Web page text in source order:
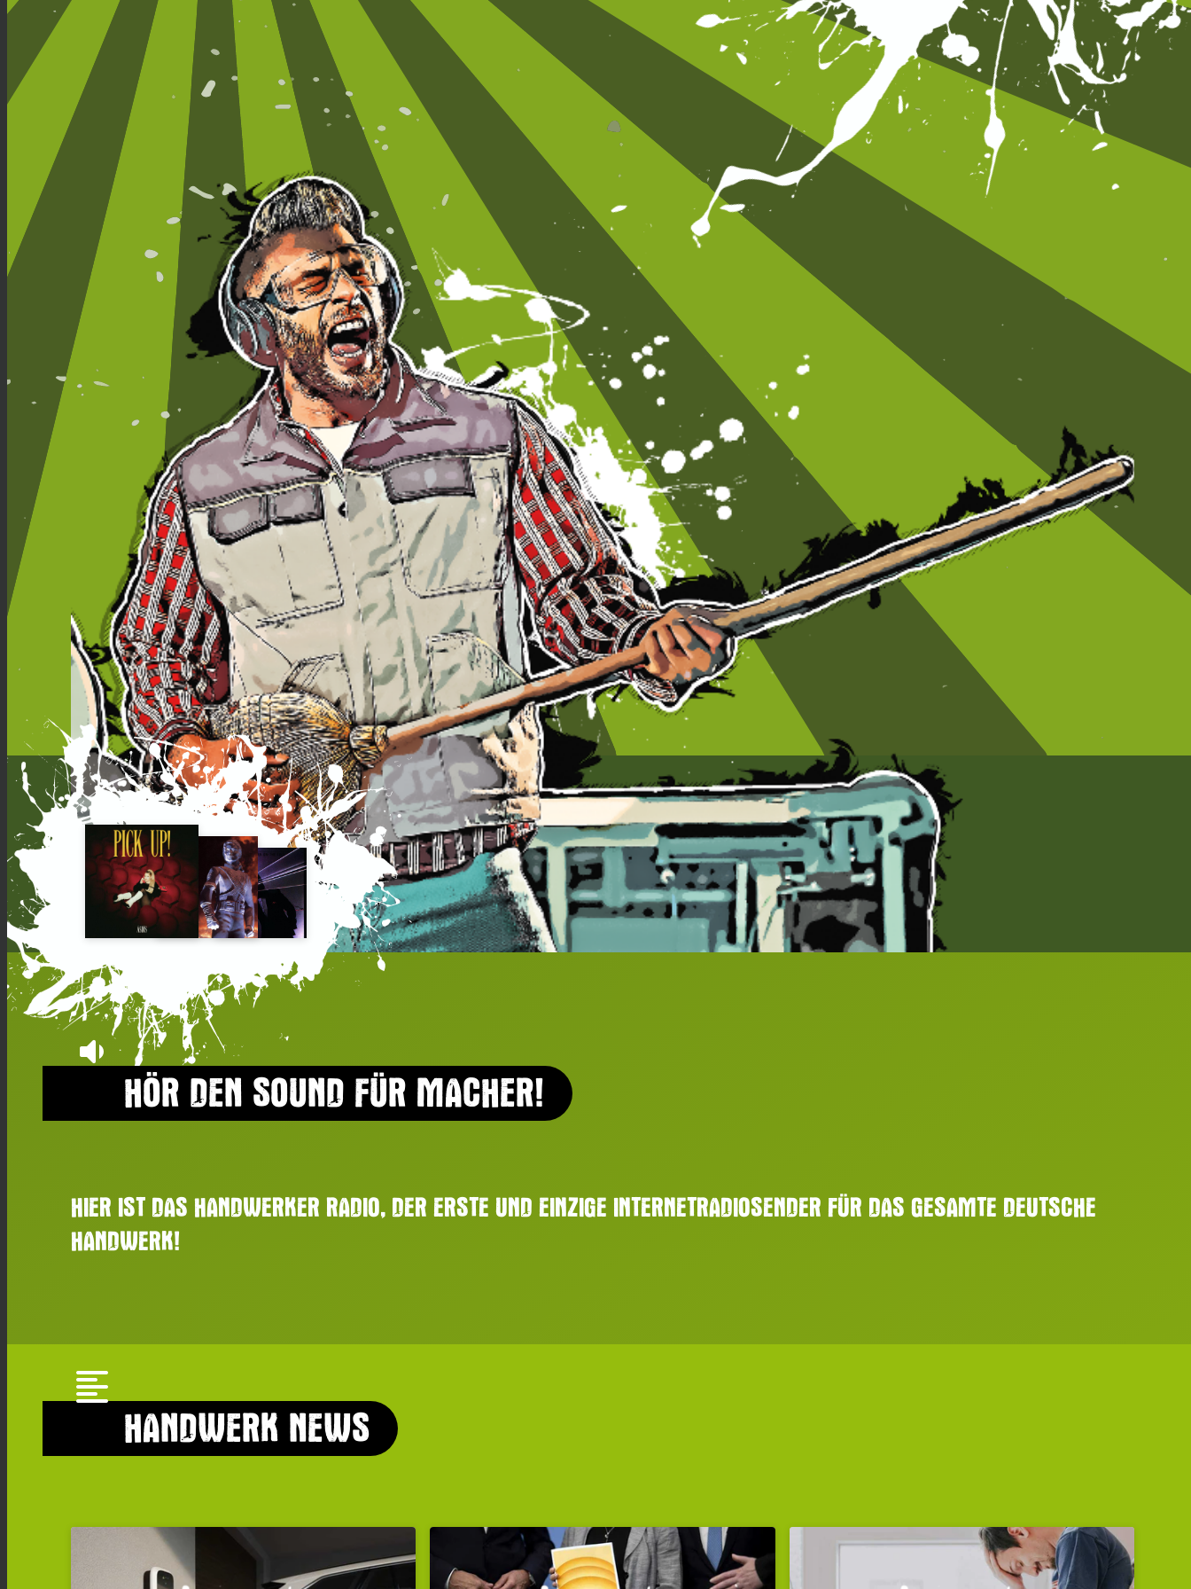
volume_down
HÖR DEN SOUND FÜR MACHER!
HIER IST DAS HANDWERKER RADIO, DER ERSTE UND EINZIGE INTERNETRADIOSENDER FÜR DAS GESAMTE DEUTSCHE
HANDWERK!
format_align_left
HANDWERK NEWS